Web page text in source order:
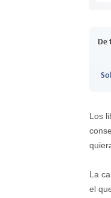
De
Los
La
el